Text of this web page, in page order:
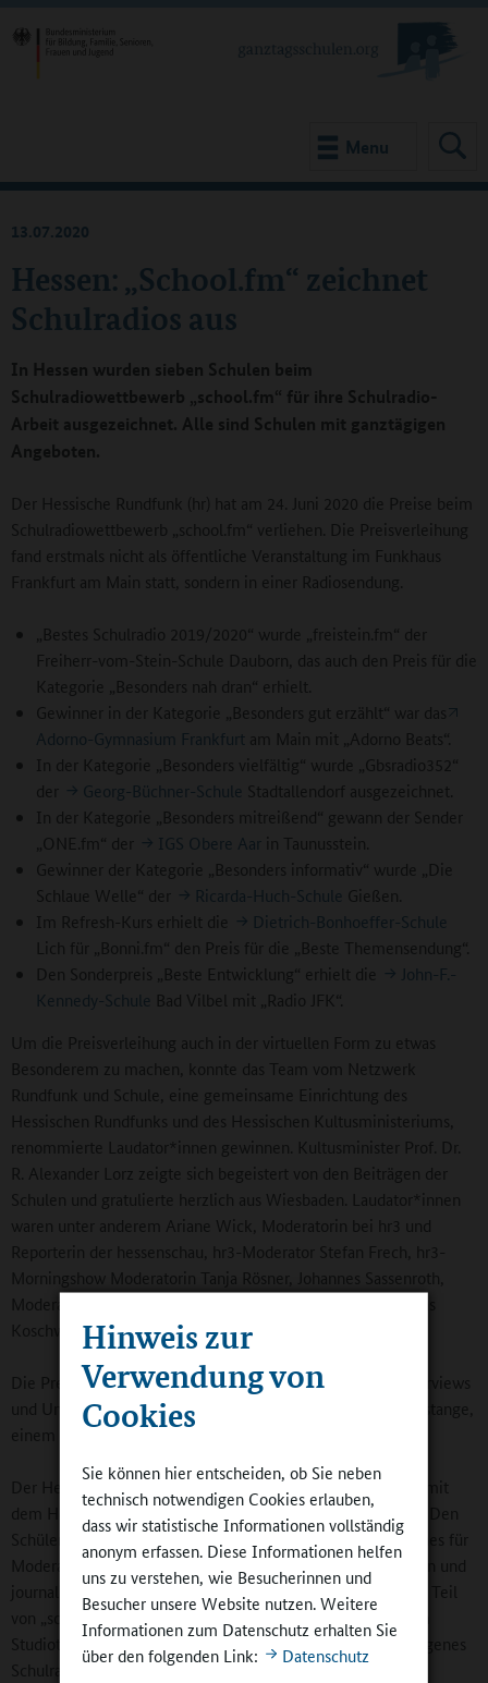
Hinweis zur
Verwendung von
Cookies
Sie können hier entscheiden, ob Sie neben
technisch notwendigen Cookies erlauben,
dass wir statistische Informationen vollständig
anonym erfassen. Diese Informationen helfen
uns zu verstehen, wie Besucherinnen und
Besucher unsere Website nutzen. Weitere
Informationen zum Datenschutz erhalten Sie
über den folgenden Link:
Datenschutz
Menu
Hessen: „School.fm“ zeichnet
Schulradios aus
13.07.2020
In Hessen wurden sieben Schulen beim
Schulradiowettbewerb „school.fm“ für ihre Schulradio-
Arbeit ausgezeichnet. Alle sind Schulen mit ganztägigen
Angeboten.
Der Hessische Rundfunk (hr) hat am 24. Juni 2020 die Preise beim
Schulradiowettbewerb „school.fm“ verliehen. Die Preisverleihung
fand erstmals nicht als öffentliche Veranstaltung im Funkhaus
Frankfurt am Main statt, sondern in einer Radiosendung.
„Bestes Schulradio 2019/2020“ wurde „freistein.fm“ der
Freiherr-vom-Stein-Schule Dauborn, das auch den Preis für die
Kategorie „Besonders nah dran“ erhielt.
Gewinner in der Kategorie „Besonders gut erzählt“ war das
Adorno-Gymnasium Frankfurt am Main mit „Adorno Beats“.
In der Kategorie „Besonders vielfältig“ wurde „Gbsradio352“
der
Georg-Büchner-Schule Stadtallendorf ausgezeichnet.
In der Kategorie „Besonders mitreißend“ gewann der Sender
„ONE.fm“ der
IGS Obere Aarin Taunusstein.
Gewinner der Kategorie „Besonders informativ“ wurde „Die
Schlaue Welle“ der
Ricarda-Huch-Schule Gießen.
Im Refresh-Kurs erhielt die
Dietrich-Bonhoeffer-Schule
Lich für „Bonni.fm“ den Preis für die „Beste Themensendung“.
Den Sonderpreis „Beste Entwicklung“ erhielt die
John-F.-
Kennedy-Schule Bad Vilbel mit „Radio JFK“.
Um die Preisverleihung auch in der virtuellen Form zu etwas
Besonderem zu machen, konnte das Team vom Netzwerk
Rundfunk und Schule, eine gemeinsame Einrichtung des
Hessischen Rundfunks und des Hessischen Kultusministeriums,
renommierte Laudator*innen gewinnen. Kultusminister Prof. Dr.
R. Alexander Lorz zeigte sich begeistert von den Beiträgen der
Schulen und gratulierte herzlich aus Wiesbaden. Laudator*innen
waren unter anderem Ariane Wick, Moderatorin bei hr3 und
Reporterin der hessenschau, hr3-Moderator Stefan Frech, hr3-
Morningshow Moderatorin Tanja Rösner, Johannes Sassenroth,
Moderator bei YOU FM und hr3, und hr1-Moderator Thomas
Koschwitz.
Die Preisträger erhielten ein Corona-Reporter-Set „für Interviews
und Umfragen mit Abstand“, bestehend aus einer Mikrofonstange,
einem Mikrofon und einem Verlängerungskabel.
Der Hessische Rundfunk führte das Projekt in Kooperation mit
dem Hessischen Kultusministerium zum vierten Mal durch. Den
Schüler*innen standen während des Projekts hr-Radiocoaches für
Moderation, Interview- und Sprechtechnik, Audioproduktion und
journalistisches Arbeiten zur Seite. Die Schulungen sind ein Teil
von „school.fm“. Der hr stellte den Schüler*innen außerdem
Studiotechnik und Sendesoftware zur Verfügung, um ein eigenes
Schulradio zu verwirklichen.